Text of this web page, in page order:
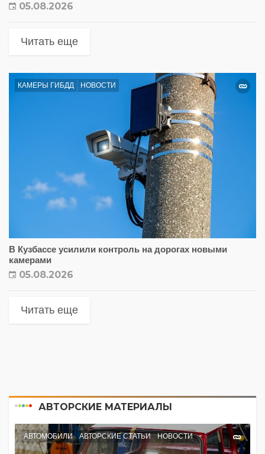
05.08.2026
Читать еще
КАМЕРЫ ГИБДД НОВОСТИ
В Кузбассе усилили контроль на дорогах новыми
камерами
05.08.2026
Читать еще
АВТОРСКИЕ МАТЕРИАЛЫ
АВТОМОБИЛИ АВТОРСКИЕ СТАТЬИ НОВОСТИ